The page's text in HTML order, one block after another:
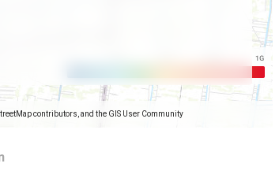
contributors, and the GIS User Community